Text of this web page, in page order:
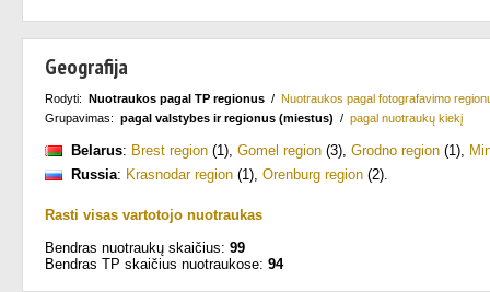
Geografija
Rodyti: Nuotraukos pagal TP regionus / Nuotraukos pagal fotografavimo
Grupavimas: pagal valstybes ir regionus (miestus) / pagal nuotraukų kiekį
Belarus: Brest region (1), Gomel region (3), Grodno region (1),
Russia: Krasnodar region (1), Orenburg region (2).
Rasti visas vartotojo nuotraukas
Bendras nuotraukų skaičius: 99
Bendras TP skaičius nuotraukose: 94